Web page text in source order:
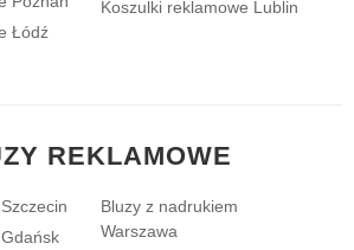
Łódź
Koszulki reklamowe Lublin
REKLAMOWE
Bluzy z nadrukiem
Warszawa